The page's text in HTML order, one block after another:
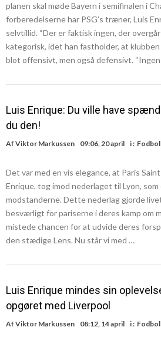
planen skal møde Bayern i semifinalen i
forberedelserne har PSG’s træner, Luis
selvtillid. “Der er faktisk ingen, der
kategorisk, idet han fastholder, at
blot offensivt, men også defensivt.
Luis Enrique: Du ville have
du den!
Af Viktor Markussen 09:06, 20 april i :
Det var med en vis elegance, at Paris
Enrique, tog imod nederlaget til Lyon,
modstanderne. Dette nederlag gjorde
besværligt for pariserne i deres kamp om
mistede chancen for at udvide deres
den stædige Lens. Nu står vi med …
Luis Enrique mindes sin
opgøret med Liverpool
Af Viktor Markussen 08:12, 14 april i :